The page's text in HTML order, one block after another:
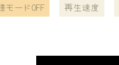
モードOFF 再生速度